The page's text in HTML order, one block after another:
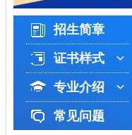
招生简章
证书样式
专业介绍
常见问题